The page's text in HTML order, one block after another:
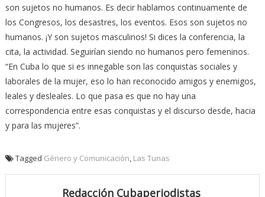
son sujetos no humanos. Es decir hablamos continuamente de
los Congresos, los desastres, los eventos. Esos son sujetos no
humanos. ¡Y son sujetos masculinos! Si dices la conferencia, la
cita, la actividad. Seguirían siendo no humanos pero femeninos.
“En Cuba lo que si es innegable son las conquistas sociales y
laborales de la mujer, eso lo han reconocido amigos y enemigos,
leales y desleales. Lo que pasa es que no hay una
correspondencia entre esas conquistas y el discurso desde, hacia
y para las mujeres”.
Tagged Género y Comunicación, Las Tunas
Redacción Cubaperiodistas